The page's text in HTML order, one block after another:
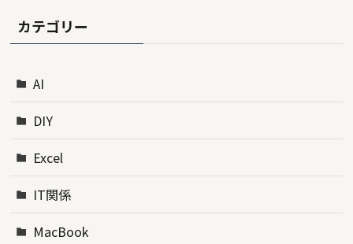
カテゴリー
AI
DIY
Excel
IT関係
MacBook